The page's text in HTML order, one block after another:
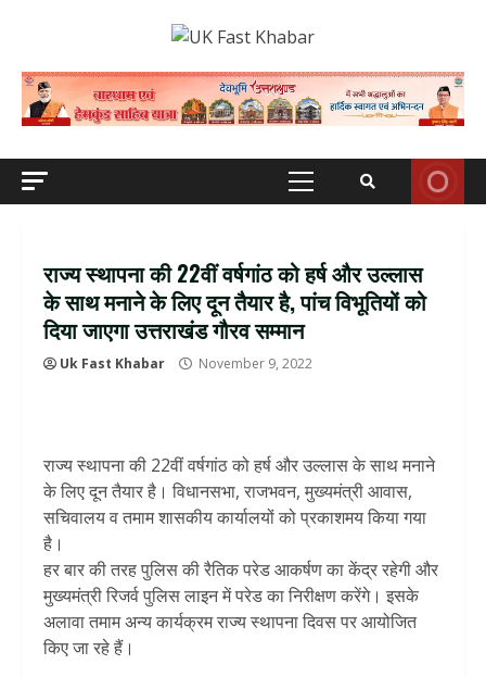
Primary
राज्य स्थापना की 22वीं वर्षगांठ को हर्ष और उल्लास
के साथ मनाने के लिए दून तैयार है, पांच विभूतियों को
दिया जाएगा उत्तराखंड गौरव सम्मान
Uk Fast Khabar November 9, 2022
राज्य स्थापना की 22वीं वर्षगांठ को हर्ष और उल्लास के साथ मनाने
के लिए दून तैयार है। विधानसभा, राजभवन, मुख्यमंत्री आवास,
सचिवालय व तमाम शासकीय कार्यालयों को प्रकाशमय किया गया
है।
हर बार की तरह पुलिस की रैतिक परेड आकर्षण का केंद्र रहेगी और
मुख्यमंत्री रिजर्व पुलिस लाइन में परेड का निरीक्षण करेंगे। इसके
अलावा तमाम अन्य कार्यक्रम राज्य स्थापना दिवस पर आयोजित
किए जा रहे हैं।